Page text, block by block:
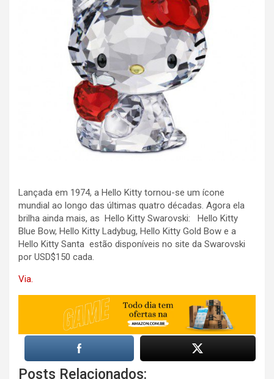
Lançada em 1974, a Hello Kitty tornou-se um ícone
mundial ao longo das últimas quatro décadas. Agora ela
brilha ainda mais, as Hello Kitty Swarovski: Hello Kitty
Blue Bow, Hello Kitty Ladybug, Hello Kitty Gold Bow e a
Hello Kitty Santa estão disponíveis no site da Swarovski
por USD$150 cada.
Via.
Posts Relacionados: